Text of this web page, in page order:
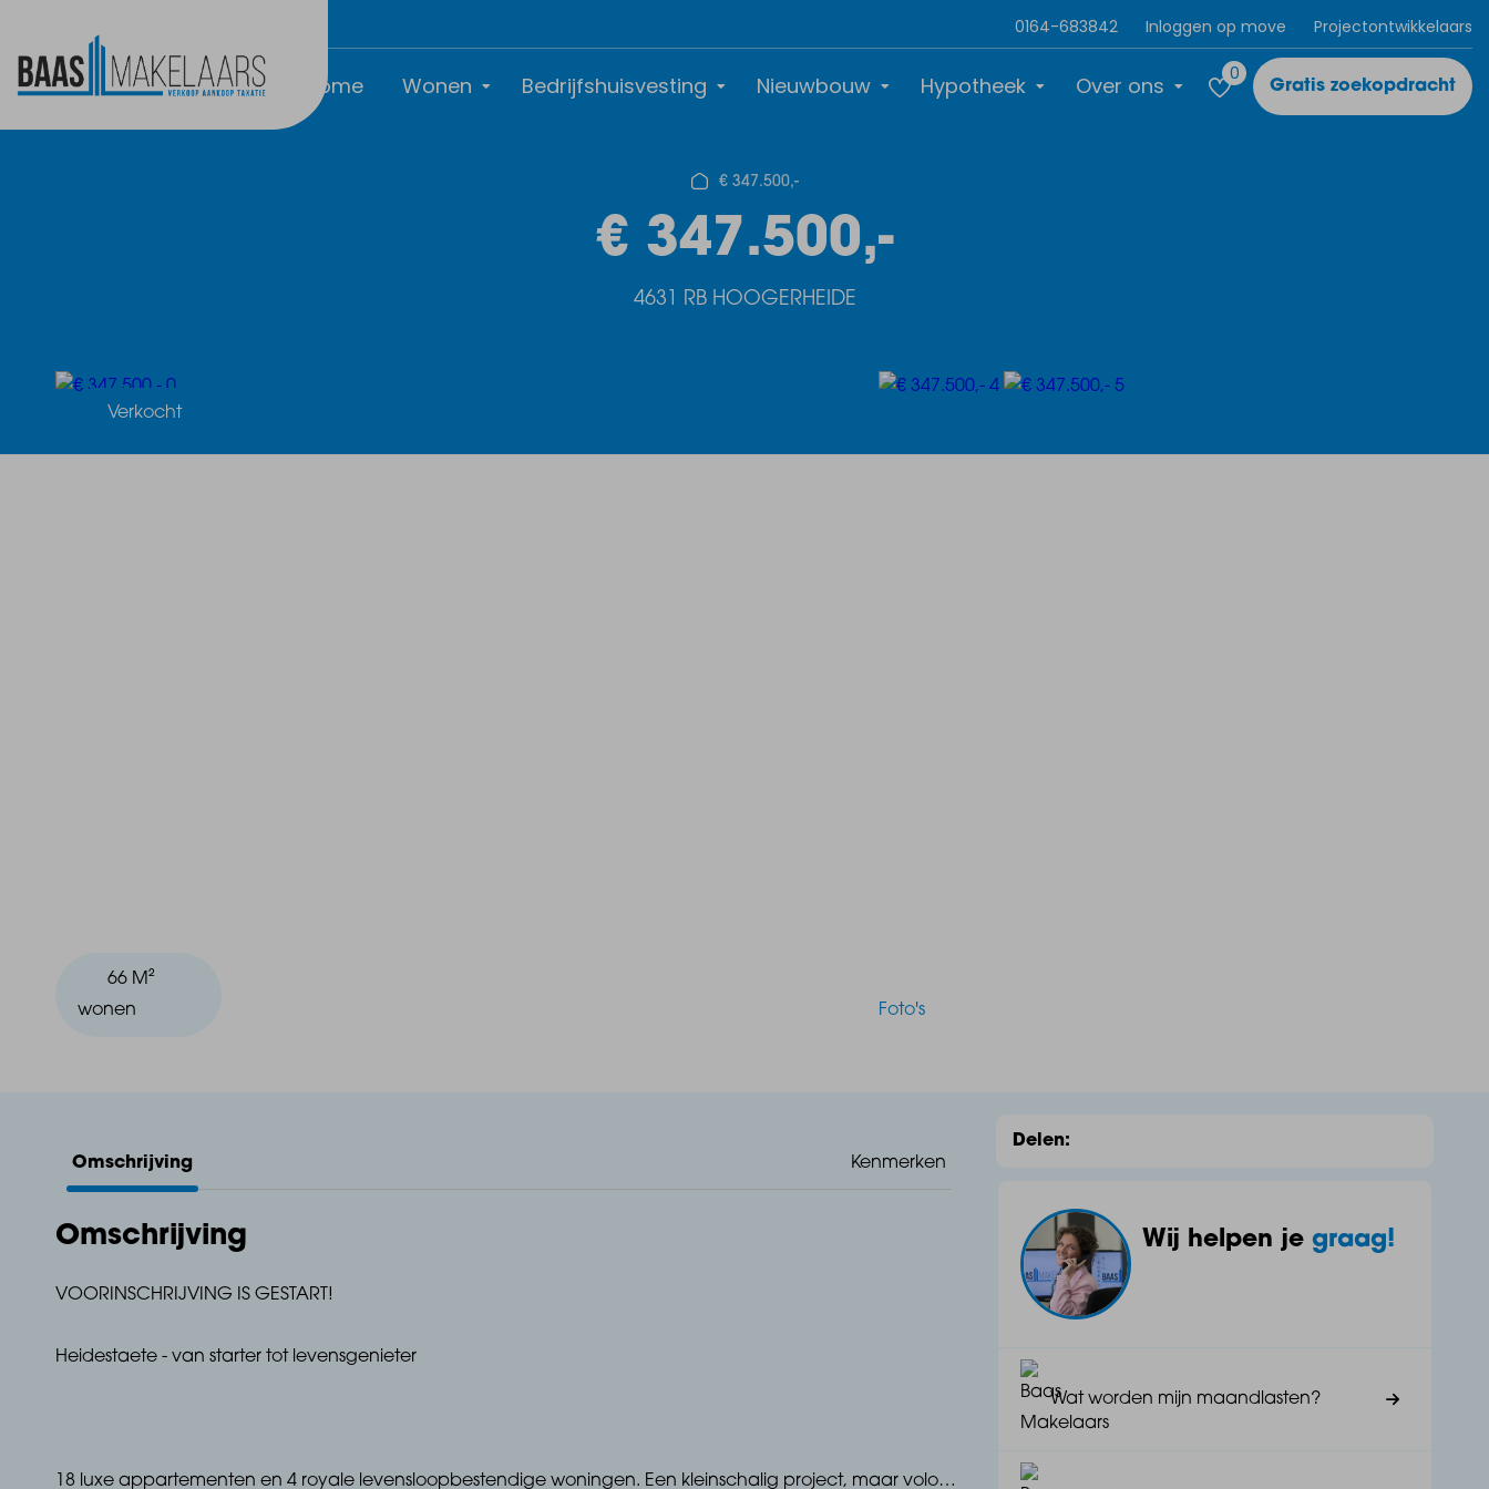
0164-683842 Inloggen op move Projectontwikkelaars
Home Wonen Bedrijfshuisvesting Nieuwbouw Hypotheek Over ons 0
Gratis zoekopdracht
€ 347.500,-
€ 347.500,-
4631 RB HOOGERHEIDE
Verkocht
Foto's
66 M²
wonen
Omschrijving Kenmerken
Omschrijving
VOORINSCHRIJVING IS GESTART!
Heidestaete - van starter tot levensgenieter
18 luxe appartementen en 4 royale levensloopbestendige woningen. Een kleinschalig project, maar volop
Delen:
Wij helpen je graag!
Wat worden mijn maandlasten?